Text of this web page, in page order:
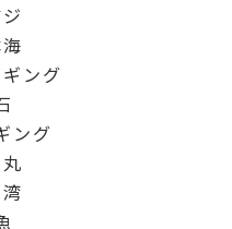
ング
ング